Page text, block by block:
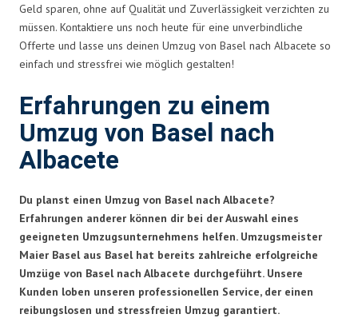
Geld sparen, ohne auf Qualität und Zuverlässigkeit verzichten zu
müssen. Kontaktiere uns noch heute für eine unverbindliche
Offerte und lasse uns deinen Umzug von Basel nach Albacete so
einfach und stressfrei wie möglich gestalten!
Erfahrungen zu einem
Umzug von Basel nach
Albacete
Du planst einen Umzug von Basel nach Albacete?
Erfahrungen anderer können dir bei der Auswahl eines
geeigneten Umzugsunternehmens helfen. Umzugsmeister
Maier Basel aus Basel hat bereits zahlreiche erfolgreiche
Umzüge von Basel nach Albacete durchgeführt. Unsere
Kunden loben unseren professionellen Service, der einen
reibungslosen und stressfreien Umzug garantiert.